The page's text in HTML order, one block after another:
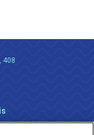
408